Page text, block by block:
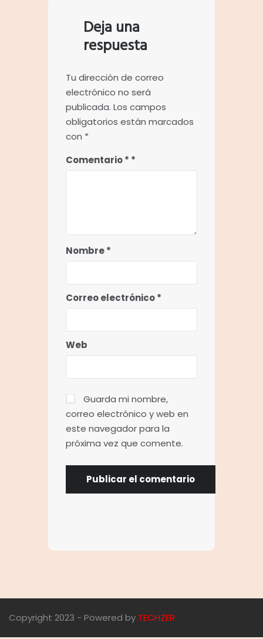
Deja una
respuesta
Tu dirección de correo
electrónico no será
publicada. Los campos
obligatorios están marcados
con *
Comentario*
Nombre*
Correo electrónico*
Web
Guarda mi nombre,
correo electrónico y web en
este navegador para la
próxima vez que comente.
Copyright 2023 - Powered by TECHZER